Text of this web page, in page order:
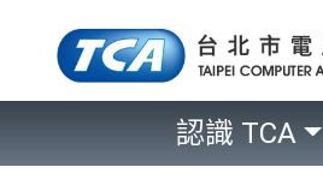
認識 TCA